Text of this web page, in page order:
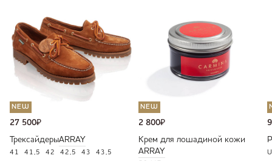
NEW
27 500₽
ТрексайдерыARRAY
41 41,5 42 42,5 43 43,5
NEW
2 800₽
Крем для лошадиной кожи
ARRAY